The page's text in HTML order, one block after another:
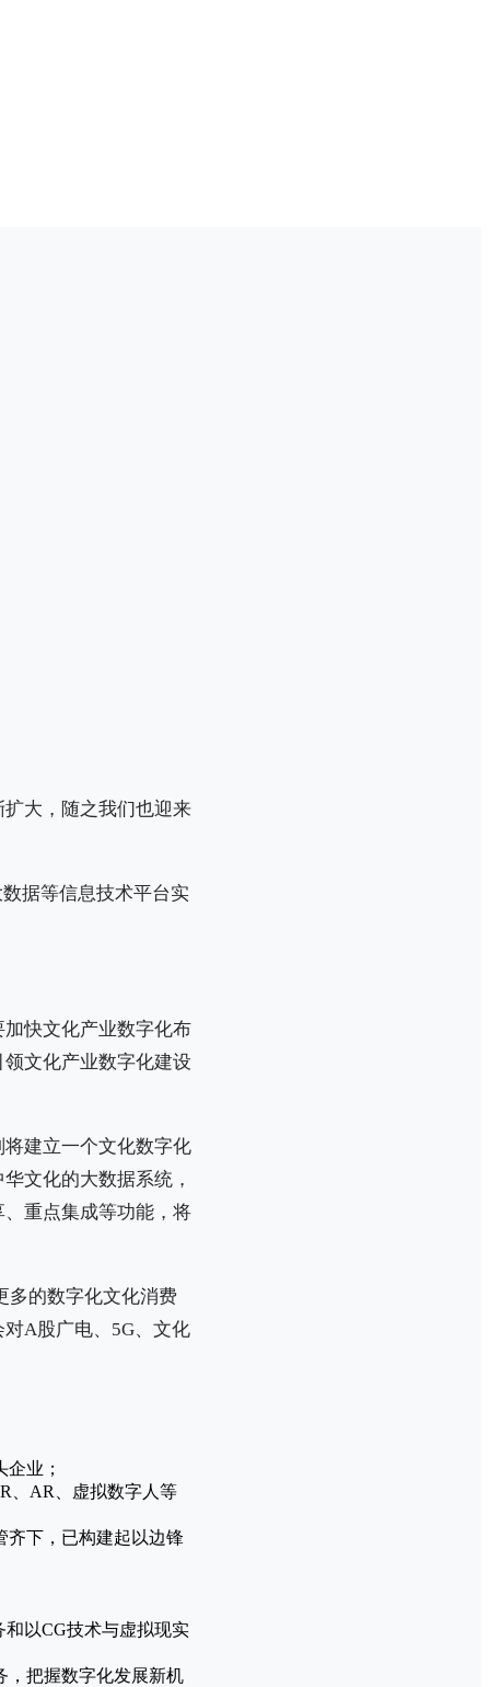
大，随之我们也迎来
据等信息技术平台实
快文化产业数字化布
文化产业数字化建设
建立一个文化数字化
文化的大数据系统，
重点集成等功能，将
多的数字化文化消费
A股广电、5G、文化
业；
、AR、虚拟数字人等
齐下，已构建起以边锋
以CG技术与虚拟现实
，把握数字化发展新机